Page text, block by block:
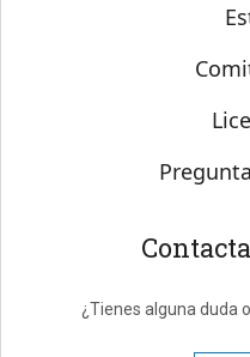
¿Tienes alguna duda